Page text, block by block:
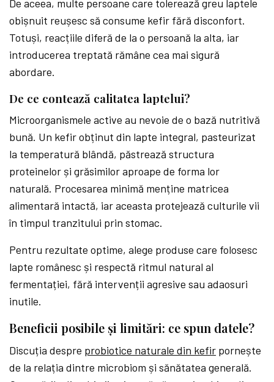
De aceea, multe persoane care tolerează greu laptele
obișnuit reușesc să consume kefir fără disconfort.
Totuși, reacțiile diferă de la o persoană la alta, iar
introducerea treptată rămâne cea mai sigură
abordare.
De ce contează calitatea laptelui?
Microorganismele active au nevoie de o bază nutritivă
bună. Un kefir obținut din lapte integral, pasteurizat
la temperatură blândă, păstrează structura
proteinelor și grăsimilor aproape de forma lor
naturală. Procesarea minimă menține matricea
alimentară intactă, iar aceasta protejează culturile vii
în timpul tranzitului prin stomac.
Pentru rezultate optime, alege produse care folosesc
lapte românesc și respectă ritmul natural al
fermentației, fără intervenții agresive sau adaosuri
inutile.
Beneficii posibile și limitări: ce spun datele?
Discuția despre probiotice naturale din kefir pornește
de la relația dintre microbiom și sănătatea generală.